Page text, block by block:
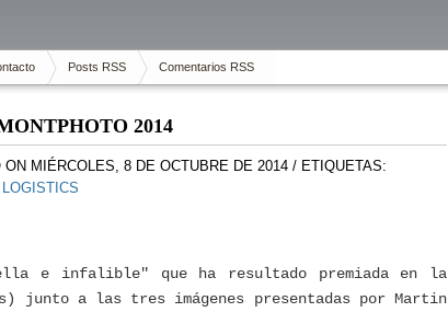
Posts RSS Comentarios RSS
2014
ON MIÉRCOLES, 8 DE OCTUBRE DE 2014 / ETIQUETAS:
e infalible" que ha resultado premiada en la
junto a las tres imágenes presentadas por Martin